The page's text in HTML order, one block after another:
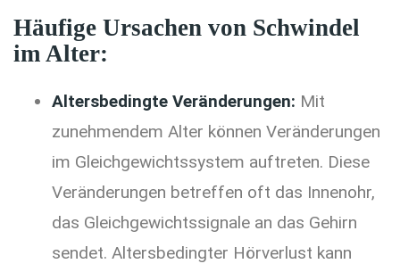
Häufige Ursachen von Schwindel
im Alter:
Altersbedingte Veränderungen: Mit
zunehmendem Alter können Veränderungen
im Gleichgewichtssystem auftreten. Diese
Veränderungen betreffen oft das Innenohr,
das Gleichgewichtssignale an das Gehirn
sendet. Altersbedingter Hörverlust kann